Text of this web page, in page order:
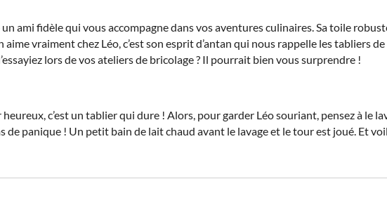
un ami fidèle qui vous accompagne dans vos aventures culinaires. Sa toile
aime vraiment chez Léo, c’est son esprit d’antan qui nous rappelle les tabliers
lors de vos ateliers de bricolage ? Il pourrait bien vous surprendre !
c’est un tablier qui dure ! Alors, pour garder Léo souriant, pensez à le
de panique ! Un petit bain de lait chaud avant le lavage et le tour est joué. Et